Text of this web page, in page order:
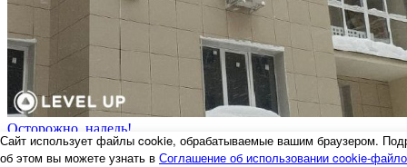
Осторожно, наледь!
06.02.2024
Сайт использует файлы cookie, обрабатываемые вашим браузером.
об этом вы можете узнать в Соглашение об использовании cookie-